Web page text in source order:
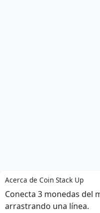
Acerca de Coin Stack Up
Conecta 3 monedas del
arrastrando una línea.